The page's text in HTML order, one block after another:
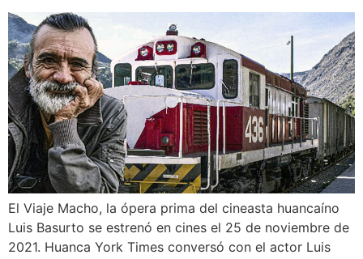
El Viaje Macho, la ópera prima del cineasta huancaíno
Luis Basurto se estrenó en cines el 25 de noviembre de
2021. Huanca York Times conversó con el actor Luis